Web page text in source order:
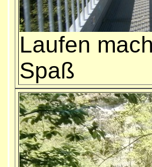
Laufen
Spaß